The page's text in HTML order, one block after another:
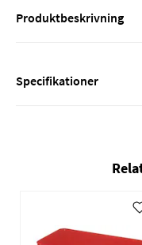
Produktbeskrivning
Specifikationer